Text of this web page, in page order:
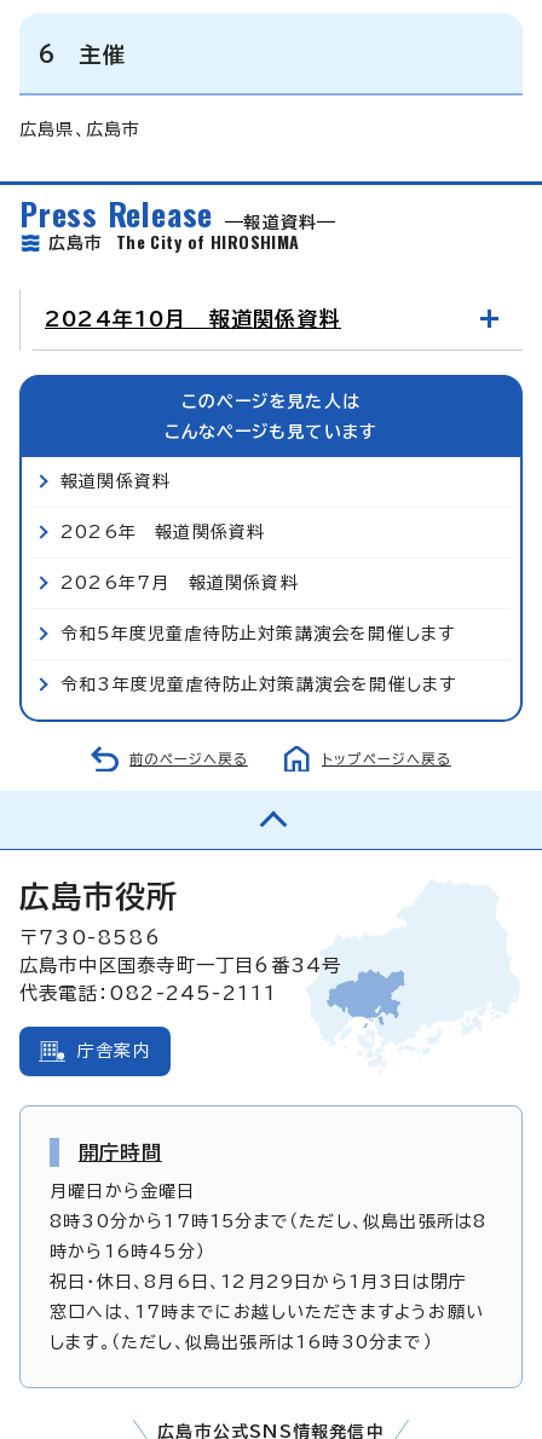
6 主催
広島県、広島市
Press Release
報道資料
広島市 The City of HIROSHIMA
2024年10月 報道関係資料
このページを見た人は
こんなページも見ています
報道関係資料
2026年 報道関係資料
2026年7月 報道関係資料
令和5年度児童虐待防止対策講演会を開催します
令和3年度児童虐待防止対策講演会を開催します
前のページへ戻る トップページへ戻る
広島市役所
〒730-8586
広島市中区国泰寺町一丁目6番34号
代表電話：082-245-2111
庁舎案内
開庁時間
月曜日から金曜日
8時30分から17時15分まで（ただし、似島出張所は8
時から16時45分）
祝日・休日、8月6日、12月29日から1月3日は閉庁
窓口へは、17時までにお越しいただきますようお願い
します。（ただし、似島出張所は16時30分まで）
広島市公式SNS情報発信中